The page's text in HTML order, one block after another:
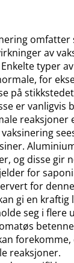
omfatter
av
typer
for
på
er vanligvis
reaksjoner
og disse gir
for
for
gi en kraftig
seg i flere
forekomme,
reaksjoner.